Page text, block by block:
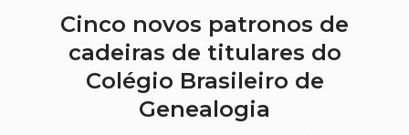
Cinco novos patronos de
cadeiras de titulares do
Colégio Brasileiro de
Genealogia